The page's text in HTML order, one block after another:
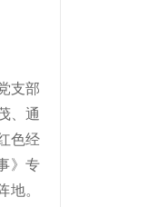
支部
、通
色经
》专
。